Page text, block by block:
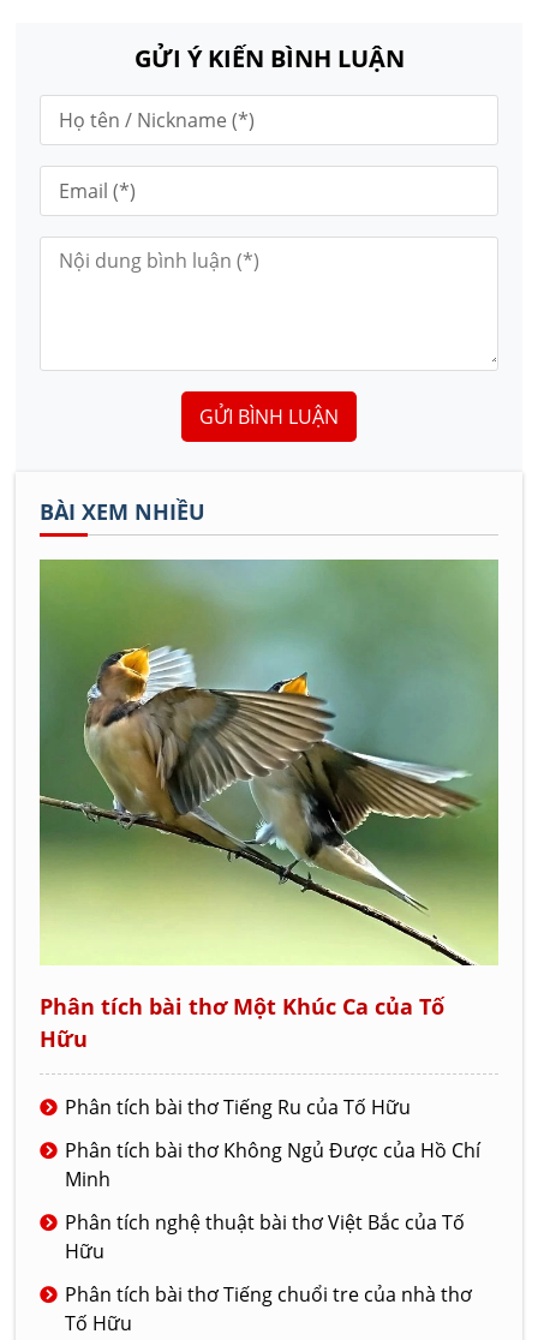
GỬI Ý KIẾN BÌNH LUẬN
GỬI BÌNH LUẬN
BÀI XEM NHIỀU
Phân tích bài thơ Một Khúc Ca của Tố
Hữu
Phân tích bài thơ Tiếng Ru của Tố Hữu
Phân tích bài thơ Không Ngủ Được của Hồ Chí
Minh
Phân tích nghệ thuật bài thơ Việt Bắc của Tố
Hữu
Phân tích bài thơ Tiếng chuổi tre của nhà thơ
Tố Hữu